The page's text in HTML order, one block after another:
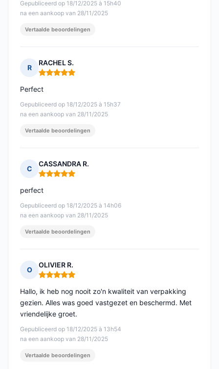
Gepubliceerd op 18/12/2025 à 15h40
na een aankoop van 28/11/2025
Vertaalde beoordelingen
R
RACHEL S.
Opmerking: 5 van 5
Gepubliceerd op 18/12/2025 à 15h37
na een aankoop van 28/11/2025
Perfect
Vertaalde beoordelingen
C
CASSANDRA R.
Opmerking: 5 van 5
Gepubliceerd op 18/12/2025 à 14h06
na een aankoop van 28/11/2025
perfect
Vertaalde beoordelingen
O
OLIVIER R.
Opmerking: 5 van 5
Gepubliceerd op 18/12/2025 à 13h54
na een aankoop van 28/11/2025
Hallo, ik heb nog nooit zo'n kwaliteit van verpakking
gezien. Alles was goed vastgezet en beschermd. Met
vriendelijke groet.
Vertaalde beoordelingen